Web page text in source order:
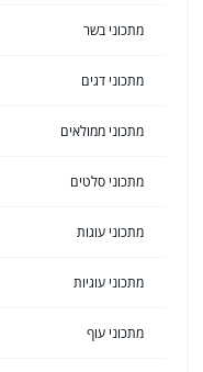
מתכוני בשר
מתכוני דגים
מתכוני ממולאים
מתכוני סלטים
מתכוני עוגות
מתכוני עוגיות
מתכוני עוף